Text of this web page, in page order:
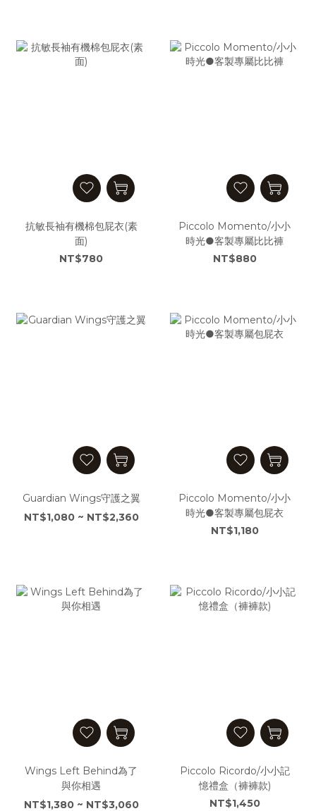
抗敏長袖有機棉包屁衣(素
面)
NT$780
Piccolo Momento/小小
時光●客製專屬比比褲
NT$880
Guardian Wings守護之翼
NT$1,080 ~ NT$2,360
Piccolo Momento/小小
時光●客製專屬包屁衣
NT$1,180
Wings Left Behind為了
與你相遇
NT$1,380 ~ NT$3,060
Piccolo Ricordo/小小記
憶禮盒（褲褲款)
NT$1,450